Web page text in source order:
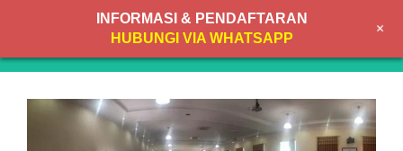
content
INFORMASI & PENDAFTARAN
HUBUNGI VIA WHATSAPP
+